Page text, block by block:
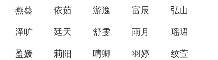
燕葵 依茹 游逸 富辰 弘山
泽旷 廷天 舒雯 雨月 瑶珺
盈媛 莉阳 晴卿 羽婷 纹萱